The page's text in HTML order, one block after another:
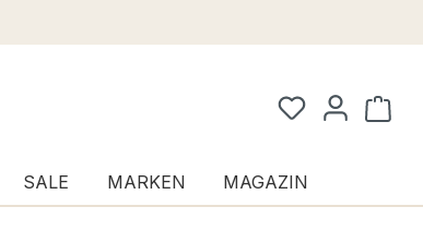
SALE MARKEN MAGAZIN